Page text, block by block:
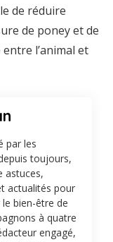
de réduire
de poney et de
l’animal et
par les
toujours,
astuces,
actualités pour
bien-être de
à quatre
engagé,